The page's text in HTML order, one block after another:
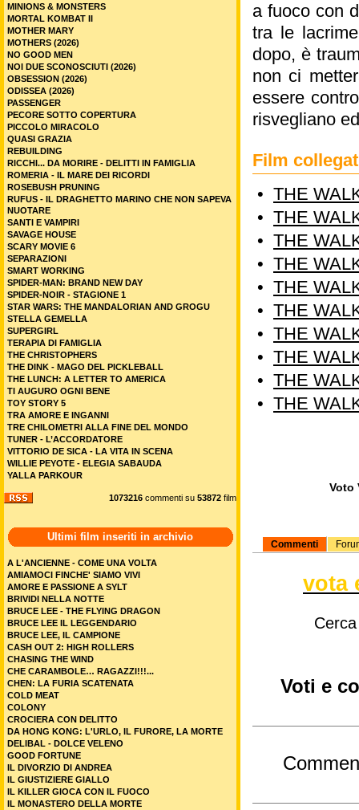
a fuoco con
tra le
dopo, è
non ci
essere
risvegliano
Film
• THE
• THE
• THE
• THE
• THE
• THE
• THE
• THE
• THE
• THE
Voto
Commenti
vota
Voti e
MINIONS & MONSTERS
MORTAL KOMBAT II
MOTHER MARY
MOTHERS (2026)
NO GOOD MEN
NOI DUE SCONOSCIUTI (2026)
OBSESSION (2026)
ODISSEA (2026)
PASSENGER
PECORE SOTTO COPERTURA
PICCOLO MIRACOLO
QUASI GRAZIA
REBUILDING
RICCHI... DA MORIRE - DELITTI IN FAMIGLIA
ROMERIA - IL MARE DEI RICORDI
ROSEBUSH PRUNING
RUFUS - IL DRAGHETTO MARINO CHE NON SAPEVA
NUOTARE
SANTI E VAMPIRI
SAVAGE HOUSE
SCARY MOVIE 6
SEPARAZIONI
SMART WORKING
SPIDER-MAN: BRAND NEW DAY
SPIDER-NOIR - STAGIONE 1
STAR WARS: THE MANDALORIAN AND GROGU
STELLA GEMELLA
SUPERGIRL
TERAPIA DI FAMIGLIA
THE CHRISTOPHERS
THE DINK - MAGO DEL PICKLEBALL
THE LUNCH: A LETTER TO AMERICA
TI AUGURO OGNI BENE
TOY STORY 5
TRA AMORE E INGANNI
TRE CHILOMETRI ALLA FINE DEL MONDO
TUNER - L’ACCORDATORE
VITTORIO DE SICA - LA VITA IN SCENA
WILLIE PEYOTE - ELEGIA SABAUDA
YALLA PARKOUR
1073216 commenti su 53872 film
Ultimi film inseriti in archivio
A L'ANCIENNE - COME UNA VOLTA
AMIAMOCI FINCHE' SIAMO VIVI
AMORE E PASSIONE A SYLT
BRIVIDI NELLA NOTTE
BRUCE LEE - THE FLYING DRAGON
BRUCE LEE IL LEGGENDARIO
BRUCE LEE, IL CAMPIONE
CASH OUT 2: HIGH ROLLERS
CHASING THE WIND
CHE CARAMBOLE… RAGAZZI!!!...
CHEN: LA FURIA SCATENATA
COLD MEAT
COLONY
CROCIERA CON DELITTO
DA HONG KONG: L'URLO, IL FURORE, LA MORTE
DELIBAL - DOLCE VELENO
GOOD FORTUNE
IL DIVORZIO DI ANDREA
IL GIUSTIZIERE GIALLO
IL KILLER GIOCA CON IL FUOCO
IL MONASTERO DELLA MORTE